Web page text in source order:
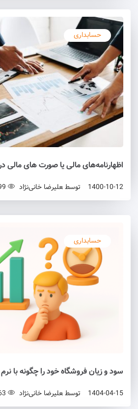
حسابداری
اظهارنامه‌های مالی یا صورت های مالی
1400-10-12 توسط علیرضا خانی‌نژاد
حسابداری
1404-04-15 توسط علیرضا خانی‌نژاد